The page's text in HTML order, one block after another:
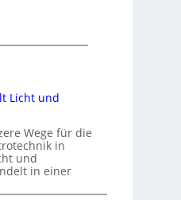
Licht und
Wege für die
in
und
in einer